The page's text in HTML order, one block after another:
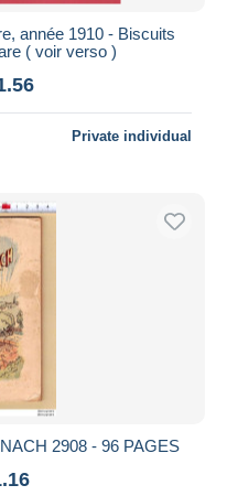
année 1910 - Biscuits
( voir verso )
Private individual
2908 - 96 PAGES